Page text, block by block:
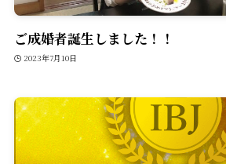
ご成婚者誕生しました！！
2023年7月10日